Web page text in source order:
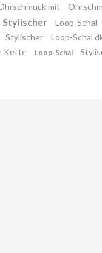
mit
Stylischer Loop-Schal
Stylischer Loop-Schal
Kette Loop-Schal